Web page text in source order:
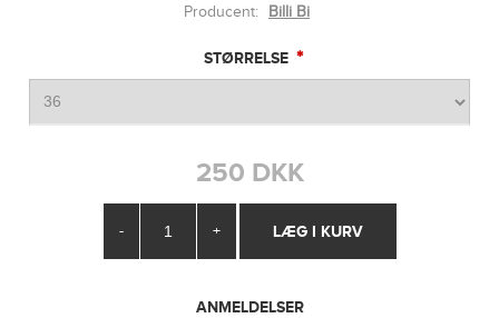
Producent: Billi Bi
STØRRELSE *
250 DKK
- +
ANMELDELSER